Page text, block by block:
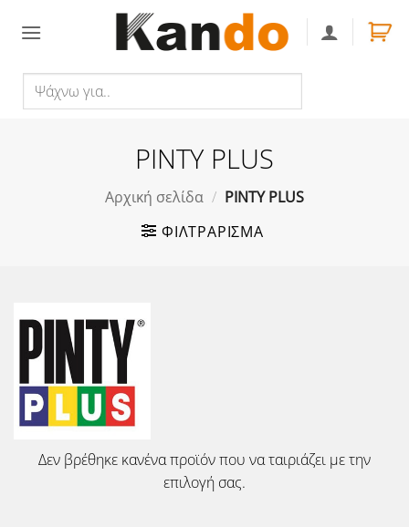
για..
PINTY PLUS
Αρχική σελίδα / PINTY PLUS
ΦΙΛΤΡΆΡΙΣΜΑ
Δεν βρέθηκε κανένα προϊόν που να ταιριάζει με την
επιλογή σας.